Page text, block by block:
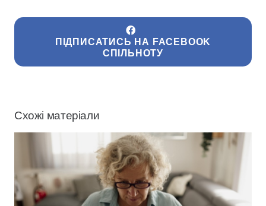
ПІДПИСАТИСЬ НА FACEBOOK
СПІЛЬНОТУ
Схожі матеріали